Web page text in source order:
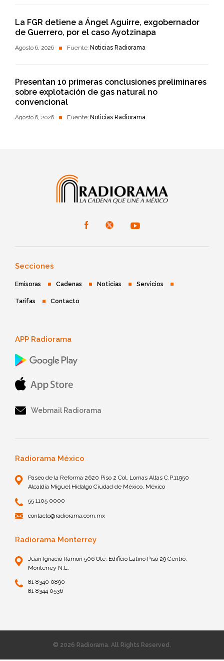
La FGR detiene a Ángel Aguirre, exgobernador
de Guerrero, por el caso Ayotzinapa
Agosto 6, 2026 Fuente: Noticias Radiorama
Presentan 10 primeras conclusiones preliminares
sobre explotación de gas natural no
convencional
Agosto 6, 2026 Fuente: Noticias Radiorama
Secciones
Emisoras Cadenas Noticias Servicios
Tarifas Contacto
APP Radiorama
Webmail Radiorama
Radiorama México
Paseo de la Reforma 2620 Piso 2 Col. Lomas Altas C.P.11950
Alcaldía Miguel Hidalgo Ciudad de México, México
55 1105 0000
contacto@radiorama.com.mx
Radiorama Monterrey
Juan Ignacio Ramon 506 Ote. Edificio Latino Piso 29 Centro,
Monterrey N.L.
81 8340 0890
81 8344 0536
© 2026 Radiorama. All Rights Reserved.